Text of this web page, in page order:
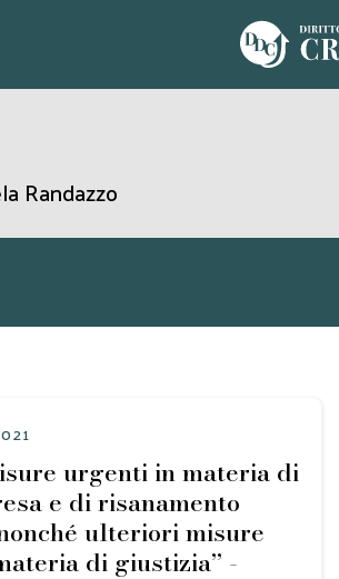
Randazzo
urgenti in materia di
e di risanamento
ulteriori misure
di giustizia” -